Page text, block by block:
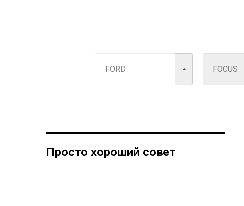
Просто хороший совет